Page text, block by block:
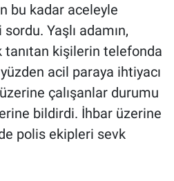
bu kadar aceleyle
Yaşlı adamın,
kişilerin telefonda
acil paraya ihtiyacı
çalışanlar durumu
bildirdi. İhbar üzerine
polis ekipleri sevk